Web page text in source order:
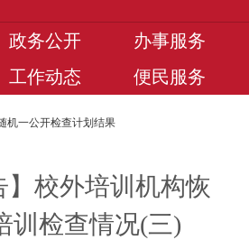
政务公开
办事服务
工作动态 便民服务
机一公开检查计划结果
】校外培训机构恢
训检查情况(三)